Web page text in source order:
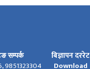
सम्पर्क
9851323304
बिज्ञापन दररेट
Download